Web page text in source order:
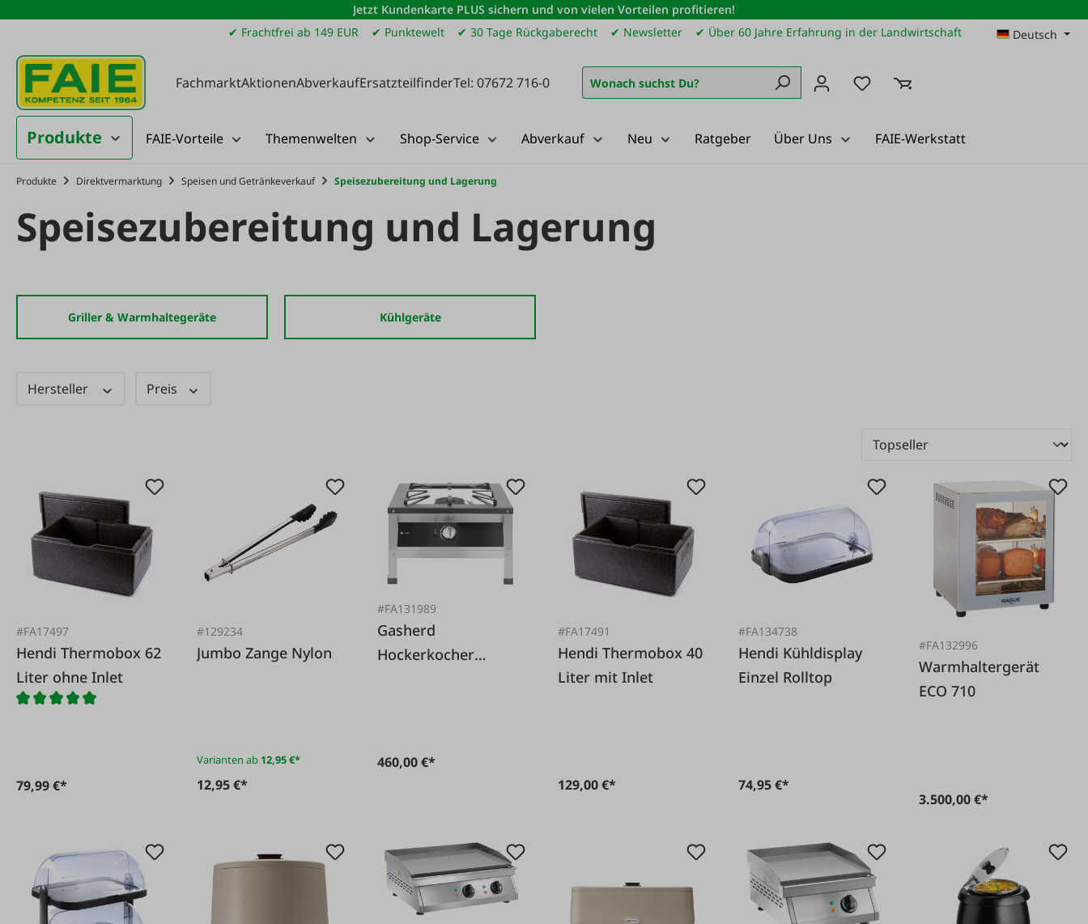
Hauptinhalt springen
Zur Suche springen
Zur Hauptnavigation springen
Jetzt Kundenkarte PLUS sichern und von vielen Vorteilen profitieren!
✔ Frachtfrei ab 149 EUR
✔ Punktewelt ✔ 30 Tage Rückgaberecht ✔ Newsletter ✔ Über 60 Jahre Erfahrung in der Landwirtschaft Deutsch
FachmarktAktionenAbverkaufErsatzteilfinderTel: 07672 716-0 Du hast 0 Produkte auf dem
Produkte FAIE-Vorteile Themenwelten Shop-Service Abverkauf Neu Ratgeber Über Uns FAIE-Werkstatt
Produkte Direktvermarktung Speisen und Getränkeverkauf Speisezubereitung und Lagerung
Speisezubereitung und Lagerung
Griller & Warmhaltegeräte Kühlgeräte
Hersteller Preis
#FA17497
Hendi Thermobox 62
Liter ohne Inlet
79,99 €*
#129234
Jumbo Zange Nylon
Varianten ab 12,95 €*
12,95 €*
#FA131989
Gasherd
Hockerkocher
460,00 €*
#FA17491
Hendi Thermobox 40
Liter mit Inlet
129,00 €*
#FA134738
Hendi Kühldisplay
Einzel Rolltop
74,95 €*
#FA132996
Warmhaltergerät
ECO 710
3.500,00 €*